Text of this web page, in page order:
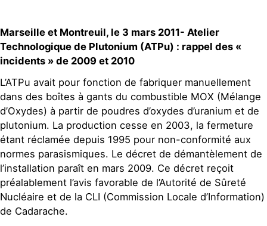
Marseille et Montreuil, le 3 mars 2011- Atelier
Technologique de Plutonium (ATPu) : rappel des «
incidents » de 2009 et 2010
L’ATPu avait pour fonction de fabriquer manuellement
dans des boîtes à gants du combustible MOX (Mélange
d’Oxydes) à partir de poudres d’oxydes d’uranium et de
plutonium. La production cesse en 2003, la fermeture
étant réclamée depuis 1995 pour non-conformité aux
normes parasismiques. Le décret de démantèlement de
l’installation paraît en mars 2009. Ce décret reçoit
préalablement l’avis favorable de l’Autorité de Sûreté
Nucléaire et de la CLI (Commission Locale d’Information)
de Cadarache.